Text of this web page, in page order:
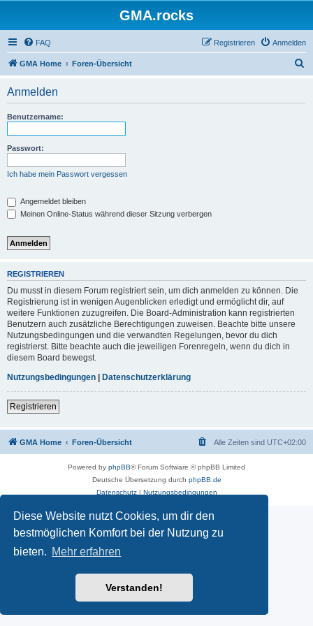
Diese Website nutzt Cookies, um dir den
bestmöglichen Komfort bei der Nutzung zu
bieten. Mehr erfahren
Verstanden!
GMA.rocks
FAQ Anmelden
Registrieren
GMA Home Foren-Übersicht
Anmelden
Benutzername:
Passwort:
Ich habe mein Passwort vergessen
Angemeldet bleiben
Meinen Online-Status während dieser Sitzung verbergen
REGISTRIEREN
Du musst in diesem Forum registriert sein, um dich anmelden zu können. Die
Registrierung ist in wenigen Augenblicken erledigt und ermöglicht dir, auf
weitere Funktionen zuzugreifen. Die Board-Administration kann registrierten
Benutzern auch zusätzliche Berechtigungen zuweisen. Beachte bitte unsere
Nutzungsbedingungen und die verwandten Regelungen, bevor du dich
registrierst. Bitte beachte auch die jeweiligen Forenregeln, wenn du dich in
diesem Board bewegst.
Nutzungsbedingungen | Datenschutzerklärung
Registrieren
GMA Home Foren-Übersicht Alle Zeiten sind UTC+02:00
Powered by phpBB® Forum Software © phpBB Limited
Deutsche Übersetzung durch phpBB.de
Datenschutz| Nutzungsbedingungen